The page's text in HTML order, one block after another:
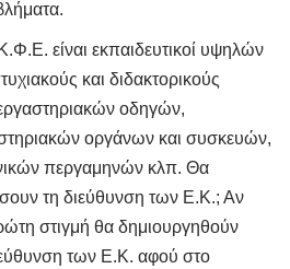
είναι εκπαιδευτικοί υψηλών
και διδακτορικούς
οδηγών,
οργάνων και συσκευών,
περγαμηνών κλπ. Θα
τη διεύθυνση των Ε.Κ.; Αν
στιγμή θα δημιουργηθούν
των Ε.Κ. αφού στο